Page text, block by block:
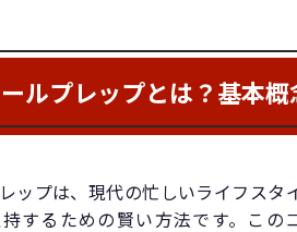
ルプレップとは？基本
ップは、現代の忙しいライフスタ
するための賢い方法です。この